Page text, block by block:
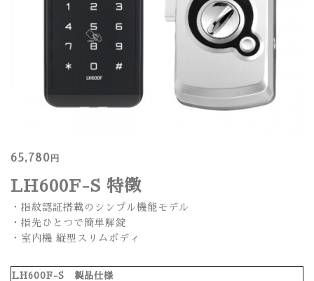
65,780 円
LH600F-S 特徴
・指紋認証搭載のシンプル機能モデル
・指先ひとつで簡単解錠
・室内機 縦型スリムボディ
LH600F-S 製品仕様